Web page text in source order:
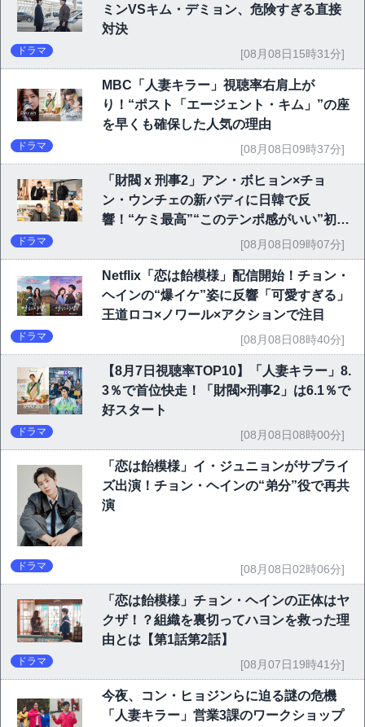
ミンVSキム・デミョン、危険すぎる直接
対決
ドラマ [08月08日15時31分]
MBC「人妻キラー」視聴率右肩上が
り！“ポスト「エージェント・キム」”の座
を早くも確保した人気の理由
ドラマ [08月08日09時37分]
「財閥 x 刑事2」アン・ボヒョン×チョ
ン・ウンチェの新バディに日韓で反
響！“ケミ最高”“このテンポ感がいい”初回
ドラマ [08月08日09時07分]
Netflix「恋は飴模様」配信開始！チョン・
ヘインの“爆イケ”姿に反響「可愛すぎる」
王道ロコ×ノワール×アクションで注目
ドラマ [08月08日08時40分]
【8月7日視聴率TOP10】「人妻キラー」8.
3％で首位快走！「財閥×刑事2」は6.1％で
好スタート
ドラマ [08月08日08時00分]
「恋は飴模様」イ・ジュニョンがサプライ
ズ出演！チョン・ヘインの“弟分”役で再共
演
ドラマ [08月08日02時06分]
「恋は飴模様」チョン・ヘインの正体はヤ
クザ！？組織を裏切ってハヨンを救った理
由とは【第1話第2話】
ドラマ [08月07日19時41分]
今夜、コン・ヒョジンらに迫る謎の危機
「人妻キラー」営業3課のワークショップ